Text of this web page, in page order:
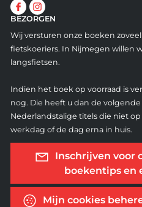
BEZORGEN
Wij versturen onze boeken
fietskoeriers. In Nijmegen willen
langsfietsen.
Indien het boek op voorraad is
nog. Die heeft u dan de volgende
Nederlandstalige titels die niet
werkdag of de dag erna in huis.
Inschrijven voor
boekentips en
Mijn cookies